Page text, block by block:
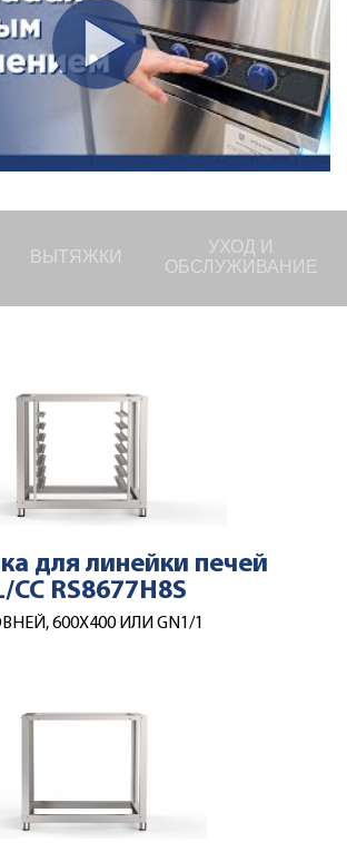
ВЫТЯЖКИ
УХОД И
ОБСЛУЖИВАНИЕ
для линейки печей
CC RS8677H8S
600Х400 ИЛИ GN1/1